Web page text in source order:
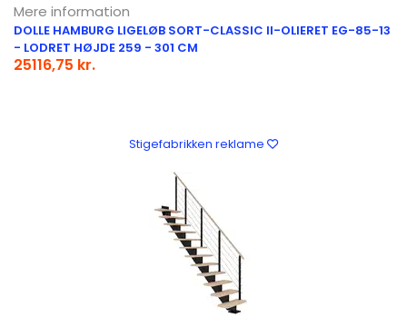
Mere information
DOLLE HAMBURG LIGELØB SORT-CLASSIC II-OLIERET EG-85-13
- LODRET HØJDE 259 - 301 CM
25116,75 kr.
Stigefabrikken reklame